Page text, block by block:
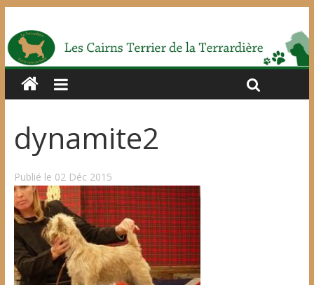
dynamite2
Publié le 02 Déc 2015